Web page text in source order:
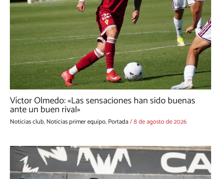
Víctor Olmedo: «Las sensaciones han sido buenas
ante un buen rival»
Noticias club,Noticias primer equipo,Portada/8 de agosto de 2026